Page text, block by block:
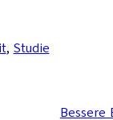
, Studie